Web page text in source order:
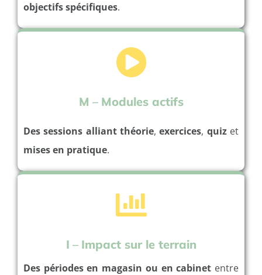
objectifs spécifiques.
M – Modules actifs
Des sessions alliant théorie,exercices, quizet
mises en pratique.
I – Impact sur le terrain
Des périodes en magasin ou en cabinet entre